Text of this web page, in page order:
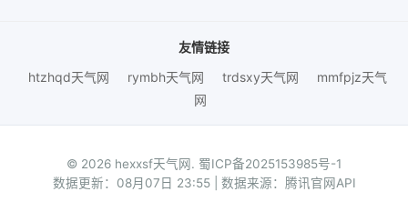
友情链接
htzhqd天气网
rymbh天气网 trdsxy天气网
mmfpjz天气
网
© 2026 hexxsf天气网. 蜀ICP备2025153985号-1
数据更新：08月07日 23:55 | 数据来源：腾讯官网API